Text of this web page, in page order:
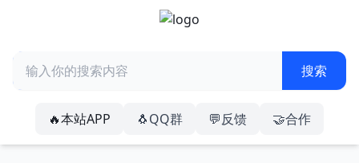
🔥本站APP 🐧QQ群 💬反馈 🤝合作